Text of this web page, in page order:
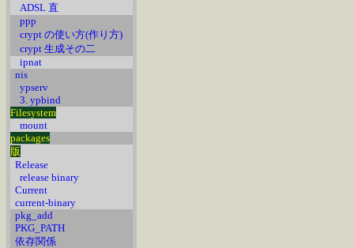
ADSL 直
ppp
crypt の使い方(作り方)
crypt 生成その二
ipnat
nis
ypserv
3. ypbind
Filesystem
mount
packages
版
Release
release binary
Current
current-binary
pkg_add
PKG_PATH
依存関係